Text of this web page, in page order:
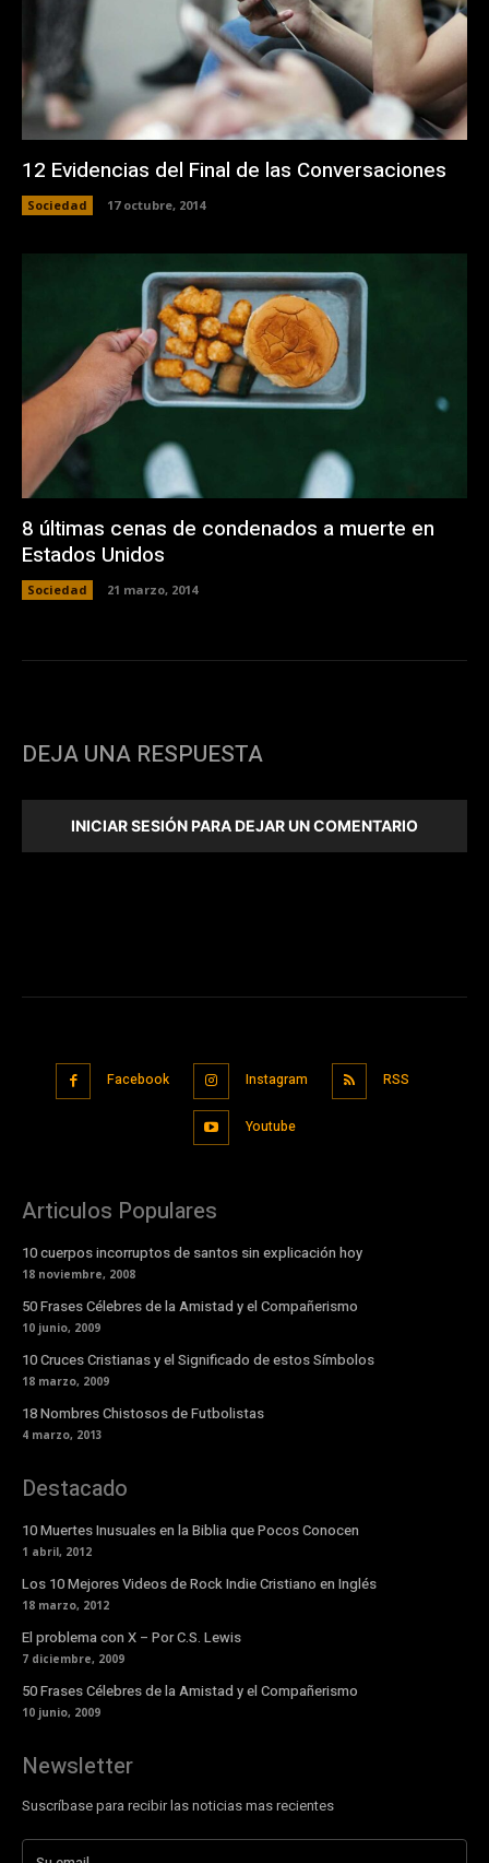
12 Evidencias del Final de las Conversaciones
Sociedad 17 octubre, 2014
8 últimas cenas de condenados a muerte en
Estados Unidos
Sociedad 21 marzo, 2014
DEJA UNA RESPUESTA
INICIAR SESIÓN PARA DEJAR UN COMENTARIO
Facebook Instagram RSS
Youtube
Articulos Populares
10 cuerpos incorruptos de santos sin explicación hoy
18 noviembre, 2008
50 Frases Célebres de la Amistad y el Compañerismo
10 junio, 2009
10 Cruces Cristianas y el Significado de estos Símbolos
18 marzo, 2009
18 Nombres Chistosos de Futbolistas
4 marzo, 2013
Destacado
10 Muertes Inusuales en la Biblia que Pocos Conocen
1 abril, 2012
Los 10 Mejores Videos de Rock Indie Cristiano en Inglés
18 marzo, 2012
El problema con X – Por C.S. Lewis
7 diciembre, 2009
50 Frases Célebres de la Amistad y el Compañerismo
10 junio, 2009
Newsletter
Suscríbase para recibir las noticias mas recientes